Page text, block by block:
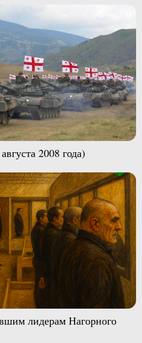
2008 года)
лидерам Нагорного